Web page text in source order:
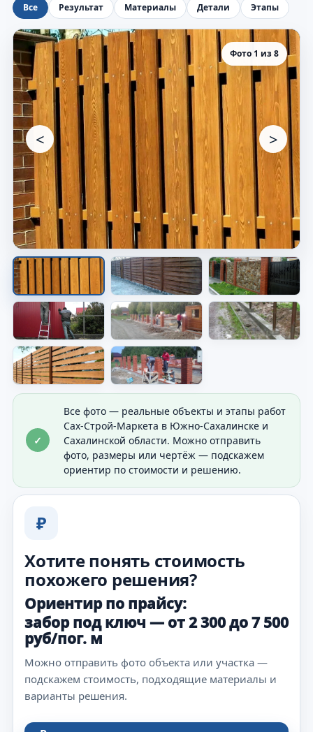
Все Результат Материалы Детали Этапы
Фото 1 из 8
<
Забор вдоль участка
Видно готовое решение по периметру
участка.
>
✓
Все фото — реальные объекты и этапы работ
Сах-Строй-Маркета в Южно-Сахалинске и
Сахалинской области. Можно отправить
фото, размеры или чертёж — подскажем
ориентир по стоимости и решению.
₽
Хотите понять стоимость
похожего решения?
Ориентир по прайсу:
забор под ключ — от 2 300 до 7 500
руб/пог. м
Можно отправить фото объекта или участка —
подскажем стоимость, подходящие материалы и
варианты решения.